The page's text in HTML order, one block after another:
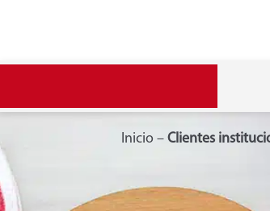
Inicio – Clientes